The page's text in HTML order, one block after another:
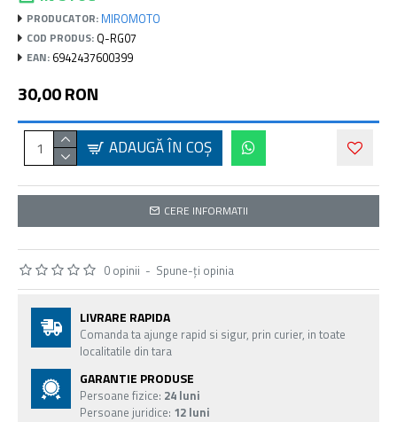
PRODUCATOR: MIROMOTO
COD PRODUS: Q-RG07
EAN: 6942437600399
0 opinii - Spune-ţi opinia
30,00 RON
ADAUGĂ ÎN COŞ
CERE INFORMATII
LIVRARE RAPIDA
Comanda ta ajunge rapid si sigur, prin curier, in toate
localitatile din tara
GARANTIE PRODUSE
Persoane fizice: 24 luni
Persoane juridice: 12 luni